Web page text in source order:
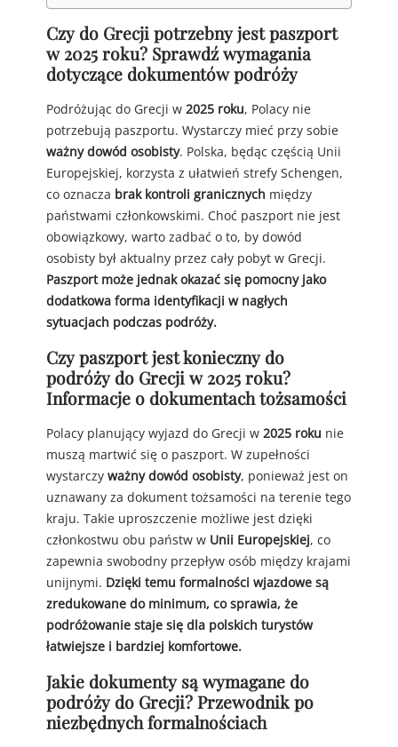
Czy do Grecji potrzebny jest paszport
w 2025 roku? Sprawdź wymagania
dotyczące dokumentów podróży
Podróżując do Grecji w 2025 roku, Polacy nie
potrzebują paszportu. Wystarczy mieć przy sobie
ważny dowód osobisty. Polska, będąc częścią Unii
Europejskiej, korzysta z ułatwień strefy Schengen,
co oznacza brak kontroli granicznych między
państwami członkowskimi. Choć paszport nie jest
obowiązkowy, warto zadbać o to, by dowód
osobisty był aktualny przez cały pobyt w Grecji.
Paszport może jednak okazać się pomocny jako
dodatkowa forma identyfikacji w nagłych
sytuacjach podczas podróży.
Czy paszport jest konieczny do
podróży do Grecji w 2025 roku?
Informacje o dokumentach tożsamości
Polacy planujący wyjazd do Grecji w 2025 roku nie
muszą martwić się o paszport. W zupełności
wystarczy ważny dowód osobisty, ponieważ jest on
uznawany za dokument tożsamości na terenie tego
kraju. Takie uproszczenie możliwe jest dzięki
członkostwu obu państw w Unii Europejskiej, co
zapewnia swobodny przepływ osób między krajami
unijnymi. Dzięki temu formalności wjazdowe są
zredukowane do minimum, co sprawia, że
podróżowanie staje się dla polskich turystów
łatwiejsze i bardziej komfortowe.
Jakie dokumenty są wymagane do
podróży do Grecji? Przewodnik po
niezbędnych formalnościach